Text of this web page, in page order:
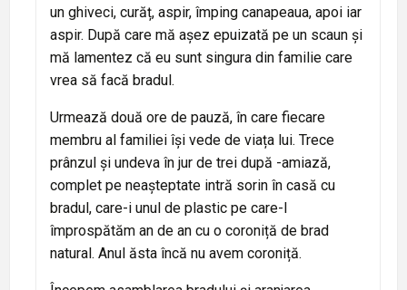
un ghiveci, curăț, aspir, împing canapeaua, apoi iar
aspir. După care mă așez epuizată pe un scaun și
mă lamentez că eu sunt singura din familie care
vrea să facă bradul.
Urmează două ore de pauză, în care fiecare
membru al familiei își vede de viața lui. Trece
prânzul și undeva în jur de trei după -amiază,
complet pe neașteptate intră sorin în casă cu
bradul, care-i unul de plastic pe care-l
împrospătăm an de an cu o coroniță de brad
natural. Anul ăsta încă nu avem coroniță.